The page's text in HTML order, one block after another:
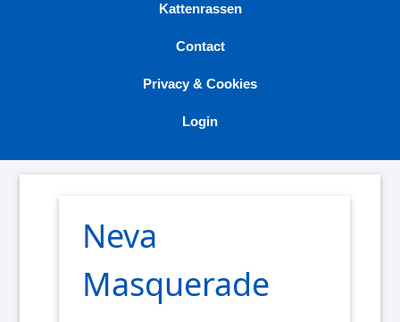
Kattenrassen
Contact
Privacy & Cookies
Login
Neva
Masquerade